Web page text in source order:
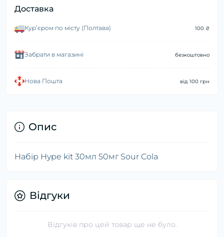
Доставка
Курʼєром по місту (Полтава) 100 ₴
Забрати в магазині безкоштовно
Нова Пошта від 100 грн
Опис
Набір Hype kit 30мл 50мг Sour Cola
Відгуки
Відгуків про цей товар ще не було.